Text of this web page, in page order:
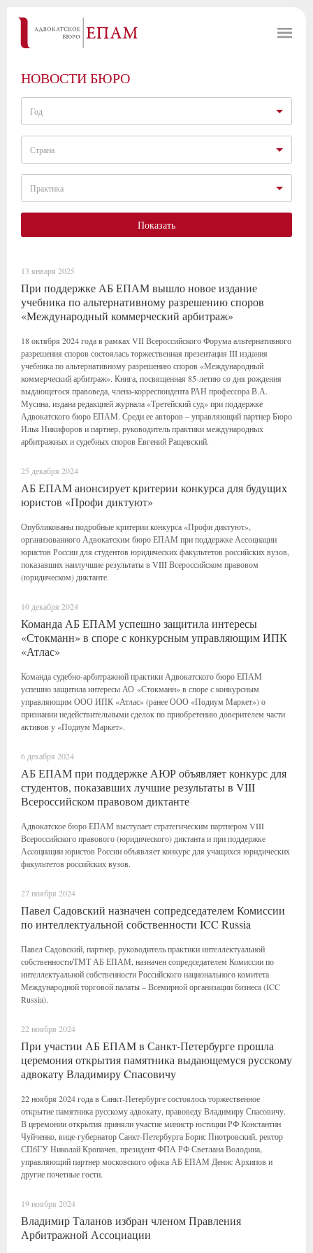
НОВОСТИ БЮРО
Год
Страна
Практика
Показать
13 января 2025
При поддержке АБ ЕПАМ вышло новое издание
учебника по альтернативному разрешению споров
«Международный коммерческий арбитраж»
18 октября 2024 года в рамках VII Всероссийского Форума альтернативного
разрешения споров состоялась торжественная презентация III издания
учебника по альтернативному разрешению споров «Международный
коммерческий арбитраж». Книга, посвященная 85-летию со дня рождения
выдающегося правоведа, члена-корреспондента РАН профессора В.А.
Мусина, издана редакцией журнала «Третейский суд» при поддержке
Адвокатского бюро ЕПАМ. Среди ее авторов – управляющий партнер Бюро
Илья Никифоров и партнер, руководитель практики международных
арбитражных и судебных споров Евгений Ращевский.
25 декабря 2024
АБ ЕПАМ анонсирует критерии конкурса для будущих
юристов «Профи диктуют»
Опубликованы подробные критерии конкурса «Профи диктуют»,
организованного Адвокатским бюро ЕПАМ при поддержке Ассоциации
юристов России для студентов юридических факультетов российских вузов,
показавших наилучшие результаты в VIII Всероссийском правовом
(юридическом) диктанте.
10 декабря 2024
Команда АБ ЕПАМ успешно защитила интересы
«Стокманн» в споре с конкурсным управляющим ИПК
«Атлас»
Команда судебно-арбитражной практики Адвокатского бюро ЕПАМ
успешно защитила интересы АО «Стокманн» в споре с конкурсным
управляющим ООО ИПК «Атлас» (ранее ООО «Подиум Маркет») о
признании недействительными сделок по приобретению доверителем части
активов у «Подиум Маркет».
6 декабря 2024
АБ ЕПАМ при поддержке АЮР объявляет конкурс для
студентов, показавших лучшие результаты в VIII
Всероссийском правовом диктанте
Адвокатское бюро ЕПАМ выступает стратегическим партнером VIII
Всероссийского правового (юридического) диктанта и при поддержке
Аccоциации юристов России объявляет конкурс для учащихся юридических
факультетов российских вузов.
27 ноября 2024
Павел Садовский назначен сопредседателем Комиссии
по интеллектуальной собственности ICC Russia
Павел Садовский, партнер, руководитель практики интеллектуальной
собственности/ТМТ АБ ЕПАМ, назначен сопредседателем Комиссии по
интеллектуальной собственности Российского национального комитета
Международной торговой палаты – Всемирной организации бизнеса (ICC
Russia).
22 ноября 2024
При участии АБ ЕПАМ в Санкт-Петербурге прошла
церемония открытия памятника выдающемуся русскому
адвокату Владимиру Cпасовичу
22 ноября 2024 года в Санкт-Петербурге состоялось торжественное
открытие памятника русскому адвокату, правоведу Владимиру Спасовичу.
В церемонии открытия приняли участие министр юстиции РФ Константин
Чуйченко, вице-губернатор Санкт-Петербурга Борис Пиотровский, ректор
СПбГУ Николай Кропачев, президент ФПА РФ Светлана Володина,
управляющий партнер московского офиса АБ ЕПАМ Денис Архипов и
другие почетные гости.
19 ноября 2024
Владимир Таланов избран членом Правления
Арбитражной Ассоциации